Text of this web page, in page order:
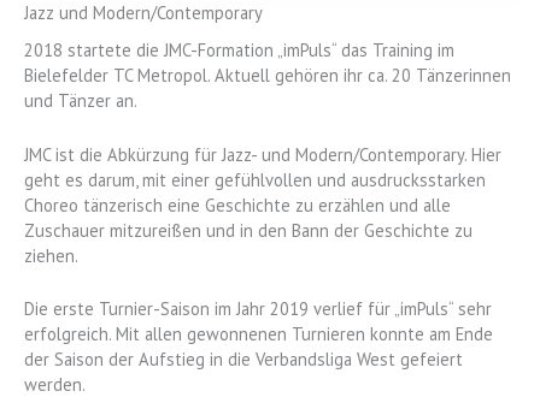
Jazz und Modern/Contemporary
2018 startete die JMC-Formation „imPuls“ das Training im
Bielefelder TC Metropol. Aktuell gehören ihr ca. 20 Tänzerinnen
und Tänzer an.
JMC ist die Abkürzung für Jazz- und Modern/Contemporary. Hier
geht es darum, mit einer gefühlvollen und ausdrucksstarken
Choreo tänzerisch eine Geschichte zu erzählen und alle
Zuschauer mitzureißen und in den Bann der Geschichte zu
ziehen.
Die erste Turnier-Saison im Jahr 2019 verlief für „imPuls“ sehr
erfolgreich. Mit allen gewonnenen Turnieren konnte am Ende
der Saison der Aufstieg in die Verbandsliga West gefeiert
werden.